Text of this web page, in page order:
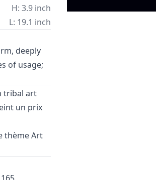
H: 3.9 inch
L: 19.1 inch
deeply
of usage;
tribal art
un prix
thèmeArt